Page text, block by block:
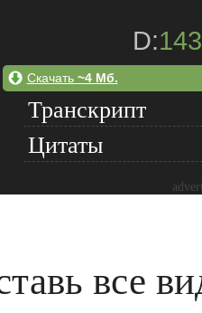
D:
Скачать ~4 Мб.
Транскрипт
Цитаты
все